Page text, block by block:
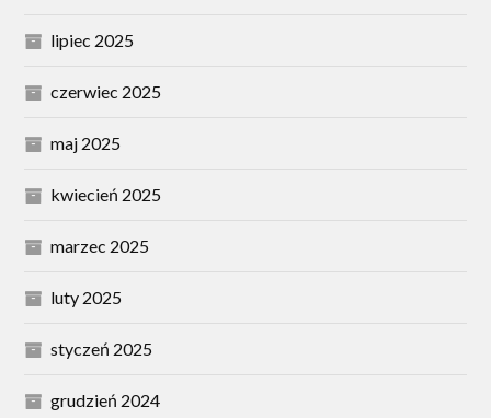
lipiec 2025
czerwiec 2025
maj 2025
kwiecień 2025
marzec 2025
luty 2025
styczeń 2025
grudzień 2024